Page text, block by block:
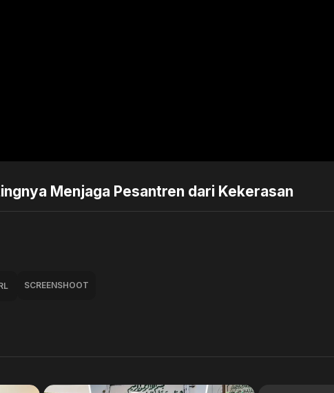
Menjaga Pesantren dari Kekerasan
SCREENSHOOT